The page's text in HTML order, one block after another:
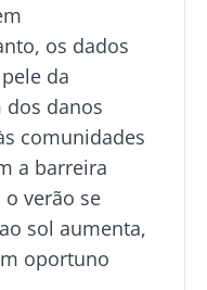
os dados
da
dos danos
comunidades
a barreira
o verão se
sol aumenta,
oportuno